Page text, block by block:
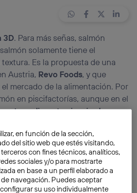
3D. Para más señas, salmón
solamente tiene el
Es la propuesta de una
Austria, Revo Foods, y que
mercado de la alimentación. Por
en piscifactorías, aunque en el
otros alimentos inspiradosen
azulque gusta a muchos por
ahumado o cocinado. Incluso
de untar. Y puede pescarse o
A nivel nutricional, el salmón
en función de la sección,
del sitio web que estés visitando,
con fines técnicos, analíticos,
sociales y/o para mostrarte
en base a un perfil elaborado a
navegación. Puedes aceptar
su uso individualmente